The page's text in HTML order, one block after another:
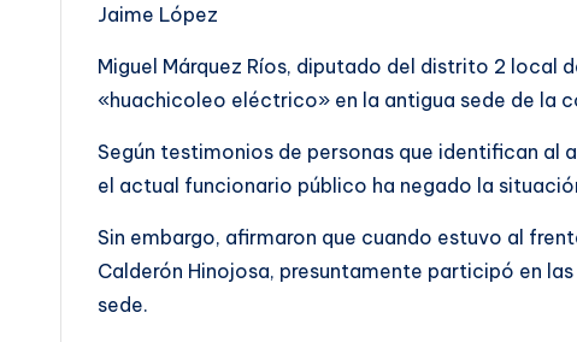
Jaime López
Miguel Márquez Ríos, diputado del distrito 2 local
«huachicoleo eléctrico» en la antigua sede de la
Según testimonios de personas que identifican al
el actual funcionario público ha negado la
Sin embargo, afirmaron que cuando estuvo al
Calderón Hinojosa, presuntamente participó en
sede.